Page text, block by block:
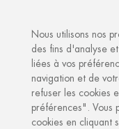
Nous utilisons nos
des fins d'analyse
liées à vos
navigation et de
refuser les cookies
préférences". Vous
cookies en cliquant